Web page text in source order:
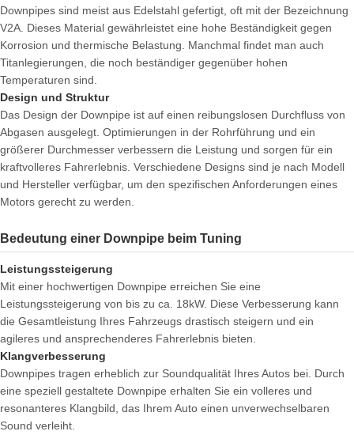
Downpipes sind meist aus Edelstahl gefertigt, oft mit der Bezeichnung
V2A. Dieses Material gewährleistet eine hohe Beständigkeit gegen
Korrosion und thermische Belastung. Manchmal findet man auch
Titanlegierungen, die noch beständiger gegenüber hohen
Temperaturen sind.
Design und Struktur
Das Design der Downpipe ist auf einen reibungslosen Durchfluss von
Abgasen ausgelegt. Optimierungen in der Rohrführung und ein
größerer Durchmesser verbessern die Leistung und sorgen für ein
kraftvolleres Fahrerlebnis. Verschiedene Designs sind je nach Modell
und Hersteller verfügbar, um den spezifischen Anforderungen eines
Motors gerecht zu werden.
Bedeutung einer Downpipe beim Tuning
Leistungssteigerung
Mit einer hochwertigen Downpipe erreichen Sie eine
Leistungssteigerung von bis zu ca. 18kW. Diese Verbesserung kann
die Gesamtleistung Ihres Fahrzeugs drastisch steigern und ein
agileres und ansprechenderes Fahrerlebnis bieten.
Klangverbesserung
Downpipes tragen erheblich zur Soundqualität Ihres Autos bei. Durch
eine speziell gestaltete Downpipe erhalten Sie ein volleres und
resonanteres Klangbild, das Ihrem Auto einen unverwechselbaren
Sound verleiht.